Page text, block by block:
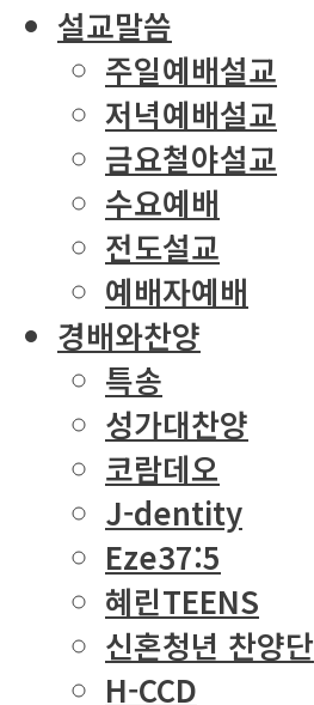
설교말씀
주일예배설교
저녁예배설교
금요철야설교
수요예배
전도설교
예배자예배
경배와찬양
특송
성가대찬양
코람데오
J-dentity
Eze37:5
혜린TEENS
신혼청년 찬양단
H-CCD